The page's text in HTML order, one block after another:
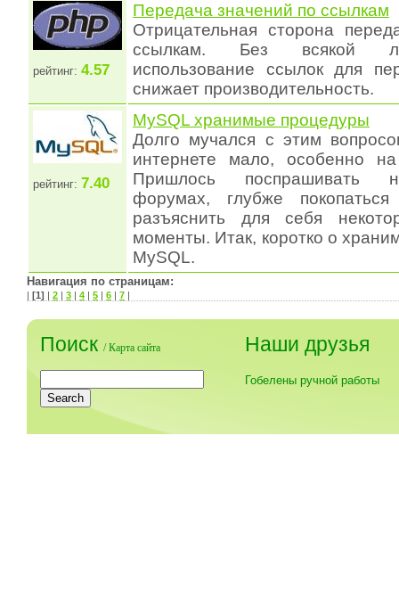
рейтинг: 4.57
Передача значений по ссылкам
Отрицательная сторона
ссылкам. Без всякой
использование ссылок для
снижает производительность.
рейтинг: 7.40
MySQL хранимые процедуры
Долго мучался с этим
интернете мало, особенно
Пришлось поспрашивать
форумах, глубже
разъяснить для себя
моменты. Итак, коротко о
MySQL.
Навигация по страницам:
| [1] | 2 | 3 | 4 | 5 | 6 | 7 |
Поиск /Карта сайта Наши друзья
Гобелены ручной работы